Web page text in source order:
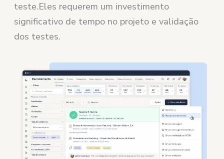
teste.Eles requerem um investimento
significativo de tempo no projeto e validação
dos testes.